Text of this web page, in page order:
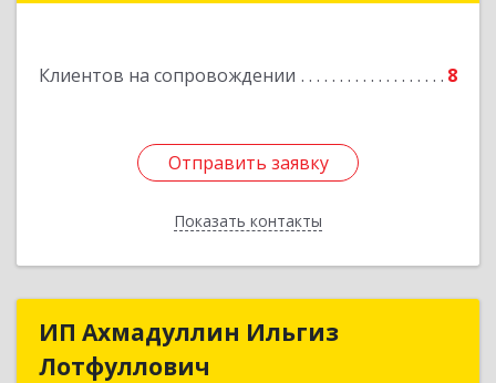
Клиентов на сопровождении 8
Отправить заявку
Показать контакты
Отправить заявку
Назад
ИП Ахмадуллин Ильгиз
Лотфуллович
ИП Ахмадуллин Ильгиз